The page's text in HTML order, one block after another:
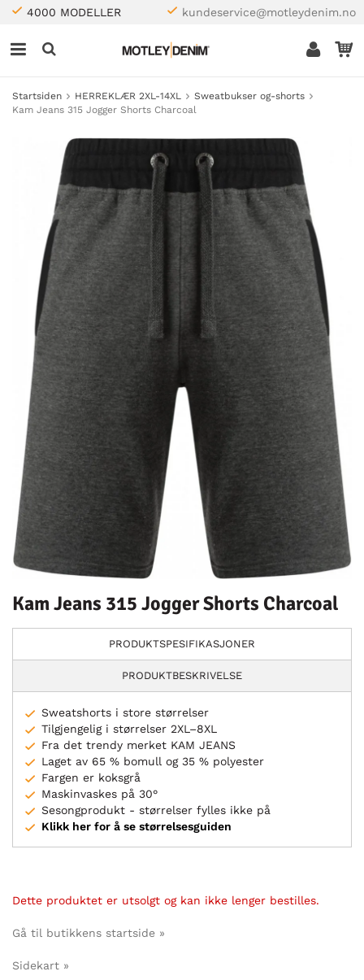
4000 MODELLER kundeservice@motleydenim.no
Startsiden HERREKLÆR 2XL-14XL
Sweatbukser og-shorts
Kam Jeans 315 Jogger Shorts Charcoal
Kam Jeans 315 Jogger Shorts Charcoal
PRODUKTSPESIFIKASJONER
PRODUKTBESKRIVELSE
Sweatshorts i store størrelser
Tilgjengelig i størrelser 2XL–8XL
Fra det trendy merket KAM JEANS
Laget av 65 % bomull og 35 % polyester
Fargen er koksgrå
Maskinvaskes på 30°
Sesongprodukt - størrelser fylles ikke på
Klikk her for å se størrelsesguiden
Dette produktet er utsolgt og kan ikke lenger bestilles.
Gå til butikkens startside »
Sidekart »